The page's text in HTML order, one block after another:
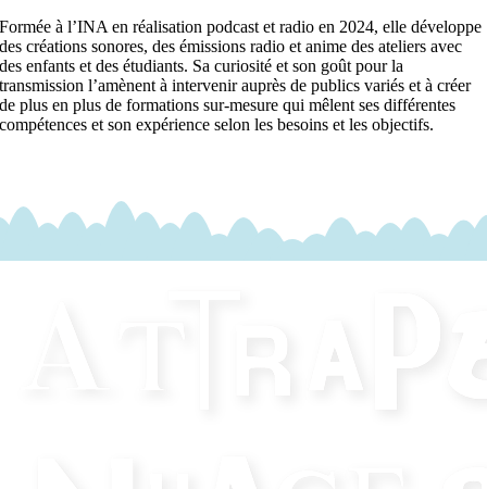
Formée à l’INA en réalisation podcast et radio en 2024, elle développe
des créations sonores, des émissions radio et anime des ateliers avec
des enfants et des étudiants. Sa curiosité et son goût pour la
transmission l’amènent à intervenir auprès de publics variés et à créer
de plus en plus de formations sur-mesure qui mêlent ses différentes
compétences et son expérience selon les besoins et les objectifs.